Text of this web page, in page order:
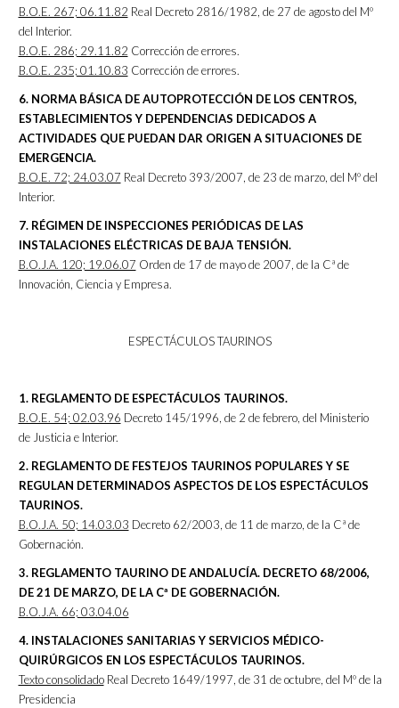
B.O.E. 267; 06.11.82 Real Decreto 2816/1982, de 27 de agosto del Mº
del Interior.
B.O.E. 286; 29.11.82 Corrección de errores.
B.O.E. 235; 01.10.83 Corrección de errores.
6. NORMA BÁSICA DE AUTOPROTECCIÓN DE LOS CENTROS,
ESTABLECIMIENTOS Y DEPENDENCIAS DEDICADOS A
ACTIVIDADES QUE PUEDAN DAR ORIGEN A SITUACIONES DE
EMERGENCIA.
B.O.E. 72; 24.03.07 Real Decreto 393/2007, de 23 de marzo, del Mº del
Interior.
7. RÉGIMEN DE INSPECCIONES PERIÓDICAS DE LAS
INSTALACIONES ELÉCTRICAS DE BAJA TENSIÓN.
B.O.J.A. 120; 19.06.07 Orden de 17 de mayo de 2007, de la Cª de
Innovación, Ciencia y Empresa.
ESPECTÁCULOS TAURINOS
1. REGLAMENTO DE ESPECTÁCULOS TAURINOS.
B.O.E. 54; 02.03.96 Decreto 145/1996, de 2 de febrero, del Ministerio
de Justicia e Interior.
2. REGLAMENTO DE FESTEJOS TAURINOS POPULARES Y SE
REGULAN DETERMINADOS ASPECTOS DE LOS ESPECTÁCULOS
TAURINOS.
B.O.J.A. 50; 14.03.03 Decreto 62/2003, de 11 de marzo, de la Cª de
Gobernación.
3. REGLAMENTO TAURINO DE ANDALUCÍA. DECRETO 68/2006,
DE 21 DE MARZO, DE LA Cª DE GOBERNACIÓN.
B.O.J.A. 66; 03.04.06
4. INSTALACIONES SANITARIAS Y SERVICIOS MÉDICO-
QUIRÚRGICOS EN LOS ESPECTÁCULOS TAURINOS.
Texto consolidadoReal Decreto 1649/1997, de 31 de octubre, del Mº de la
Presidencia